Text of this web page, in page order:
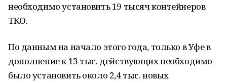
необходимо установить 19 тысяч контейнеров
ТКО.
По данным на начало этого года, только в Уфе в
дополнение к 13 тыс. действующих необходимо
было установить около 2,4 тыс. новых